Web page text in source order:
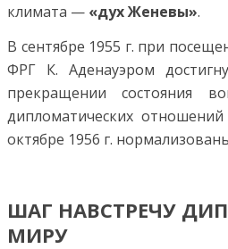
климата — «дух Женевы».
В сентябре 1955 г. при
ФРГ К. Аденауэром
прекращении состояния
дипломатических
октябре 1956 г.
ШАГ НАВСТРЕЧУ
МИРУ